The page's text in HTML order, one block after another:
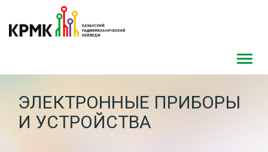
ЭЛЕКТРОННЫЕ ПРИБОРЫ
И УСТРОЙСТВА